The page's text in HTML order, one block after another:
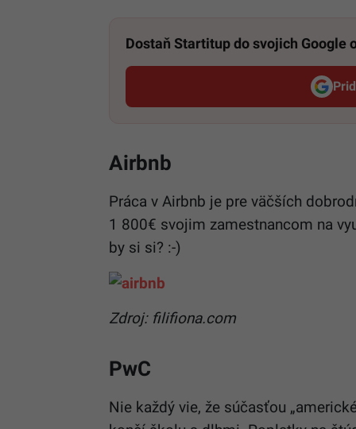
Dostaň Startitup do svojich Google
Airbnb
Práca v Airbnb je pre väčších
1 800€ svojim zamestnancom na
by si si? :-)
Zdroj: filifiona.com
PwC
Nie každý vie, že súčasťou